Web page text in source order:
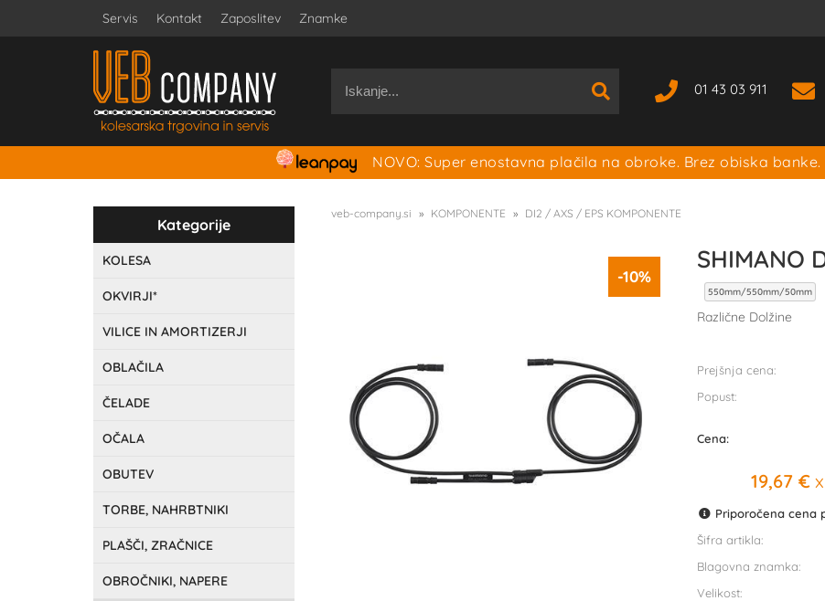
Servis Kontakt Zaposlitev Znamke
01 43 03 911
NOVO: Super enostavna plačila na obroke. Brez obiska banke.
Kategorije
KOLESA
OKVIRJI*
VILICE IN AMORTIZERJI
OBLAČILA
ČELADE
OČALA
OBUTEV
TORBE, NAHRBTNIKI
PLAŠČI, ZRAČNICE
OBROČNIKI, NAPERE
veb-company.si KOMPONENTE DI2 / AXS / EPS KOMPONENTE
SHIMANO
550mm/550mm/50mm
Različne Dolžine
-10%
Prejšnja cena:
Popust:
Cena:
19,67 €
Priporočena cena
Šifra artikla:
Blagovna znamka:
Velikost: